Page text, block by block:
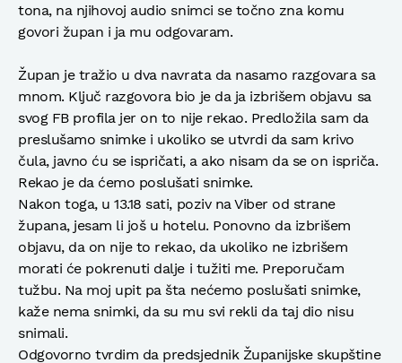
tona, na njihovoj audio snimci se točno zna komu
govori župan i ja mu odgovaram.
Župan je tražio u dva navrata da nasamo razgovara sa
mnom. Ključ razgovora bio je da ja izbrišem objavu sa
svog FB profila jer on to nije rekao. Predložila sam da
preslušamo snimke i ukoliko se utvrdi da sam krivo
čula, javno ću se ispričati, a ako nisam da se on ispriča.
Rekao je da ćemo poslušati snimke.
Nakon toga, u 13.18 sati, poziv na Viber od strane
župana, jesam li još u hotelu. Ponovno da izbrišem
objavu, da on nije to rekao, da ukoliko ne izbrišem
morati će pokrenuti dalje i tužiti me. Preporučam
tužbu. Na moj upit pa šta nećemo poslušati snimke,
kaže nema snimki, da su mu svi rekli da taj dio nisu
snimali.
Odgovorno tvrdim da predsjednik Županijske skupštine